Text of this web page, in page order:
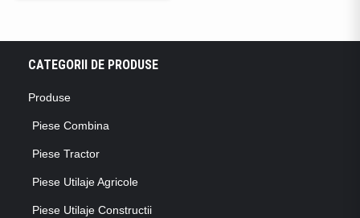
CATEGORII DE PRODUSE
Produse
Piese Combina
Piese Tractor
Piese Utilaje Agricole
Piese Utilaje Constructii